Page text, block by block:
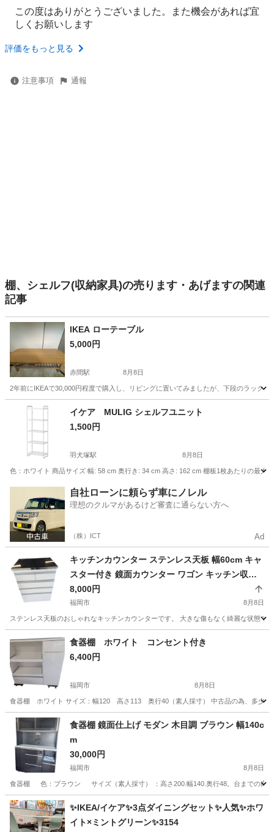
この度はありがとうございました。また機会があれば宜
しくお願いします
評価をもっと見る
注意事項 通報
棚、シェルフ(収納家具)の売ります・あげますの関連
記事
IKEA ローテーブル
5,000円
赤間駅 8月8日
2年前にIKEAで30,000円程度で購入し、リビングに置いてみましたが、下段のラック
福岡 宗像市 赤間駅
イケア MULIG シェルフユニット
1,500円
羽犬塚駅 8月8日
色：ホワイト 商品サイズ 幅: 58 cm 奥行き: 34 cm 高さ: 162 cm 棚板1枚あたりの最大
羽犬塚駅 収納家具
自社ローンに頼らず車にノレル
理想のクルマがあるけど審査に通らない方へ
（株）ICT Ad
キッチンカウンター ステンレス天板 幅60cm キャ
スター付き 鏡面カウンター ワゴン キッチン収
納
8,000円
福岡市 8月8日
ステンレス天板のおしゃれなキッチンカウンターです。 大きな傷もなく綺麗な状態
福岡 福岡市 収納家具 キッチンカウンター
食器棚 ホワイト コンセント付き
6,400円
福岡市 8月8日
食器棚 ホワイト サイズ：幅120 高さ113 奥行40（素人採寸） 中古品の為、
福岡 福岡市 収納家具
食器棚 鏡面仕上げ モダン 木目調 ブラウン 幅140c
m
30,000円
福岡市 8月8日
食器棚 色：ブラウン サイズ（素人採寸） ：高さ200.幅140.奥行48。台までの高さ
福岡 福岡市
✨IKEA/イケア✨3点ダイニングセット✨人気✨ホワ
イト×ミントグリーン✨3154